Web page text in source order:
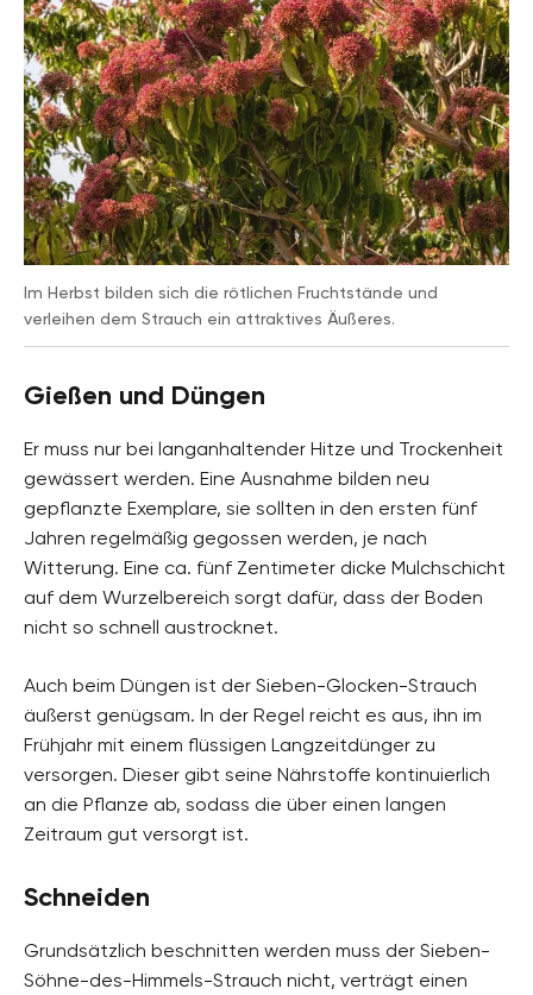
Im Herbst bilden sich die rötlichen Fruchtstände und
verleihen dem Strauch ein attraktives Äußeres.
Gießen und Düngen
Er muss nur bei langanhaltender Hitze und Trockenheit
gewässert werden. Eine Ausnahme bilden neu
gepflanzte Exemplare, sie sollten in den ersten fünf
Jahren regelmäßig gegossen werden, je nach
Witterung. Eine ca. fünf Zentimeter dicke Mulchschicht
auf dem Wurzelbereich sorgt dafür, dass der Boden
nicht so schnell austrocknet.
Auch beim Düngen ist der Sieben-Glocken-Strauch
äußerst genügsam. In der Regel reicht es aus, ihn im
Frühjahr mit einem flüssigen Langzeitdünger zu
versorgen. Dieser gibt seine Nährstoffe kontinuierlich
an die Pflanze ab, sodass die über einen langen
Zeitraum gut versorgt ist.
Schneiden
Grundsätzlich beschnitten werden muss der Sieben-
Söhne-des-Himmels-Strauch nicht, verträgt einen